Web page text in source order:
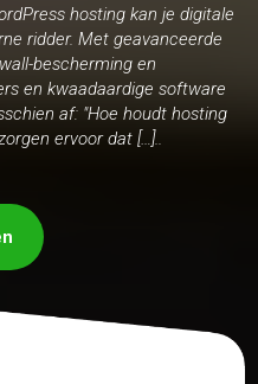
hosting kan je digitale
ridder. Met geavanceerde
bescherming en
en kwaadaardige software
af: "Hoe houdt hosting
ervoor dat […]..